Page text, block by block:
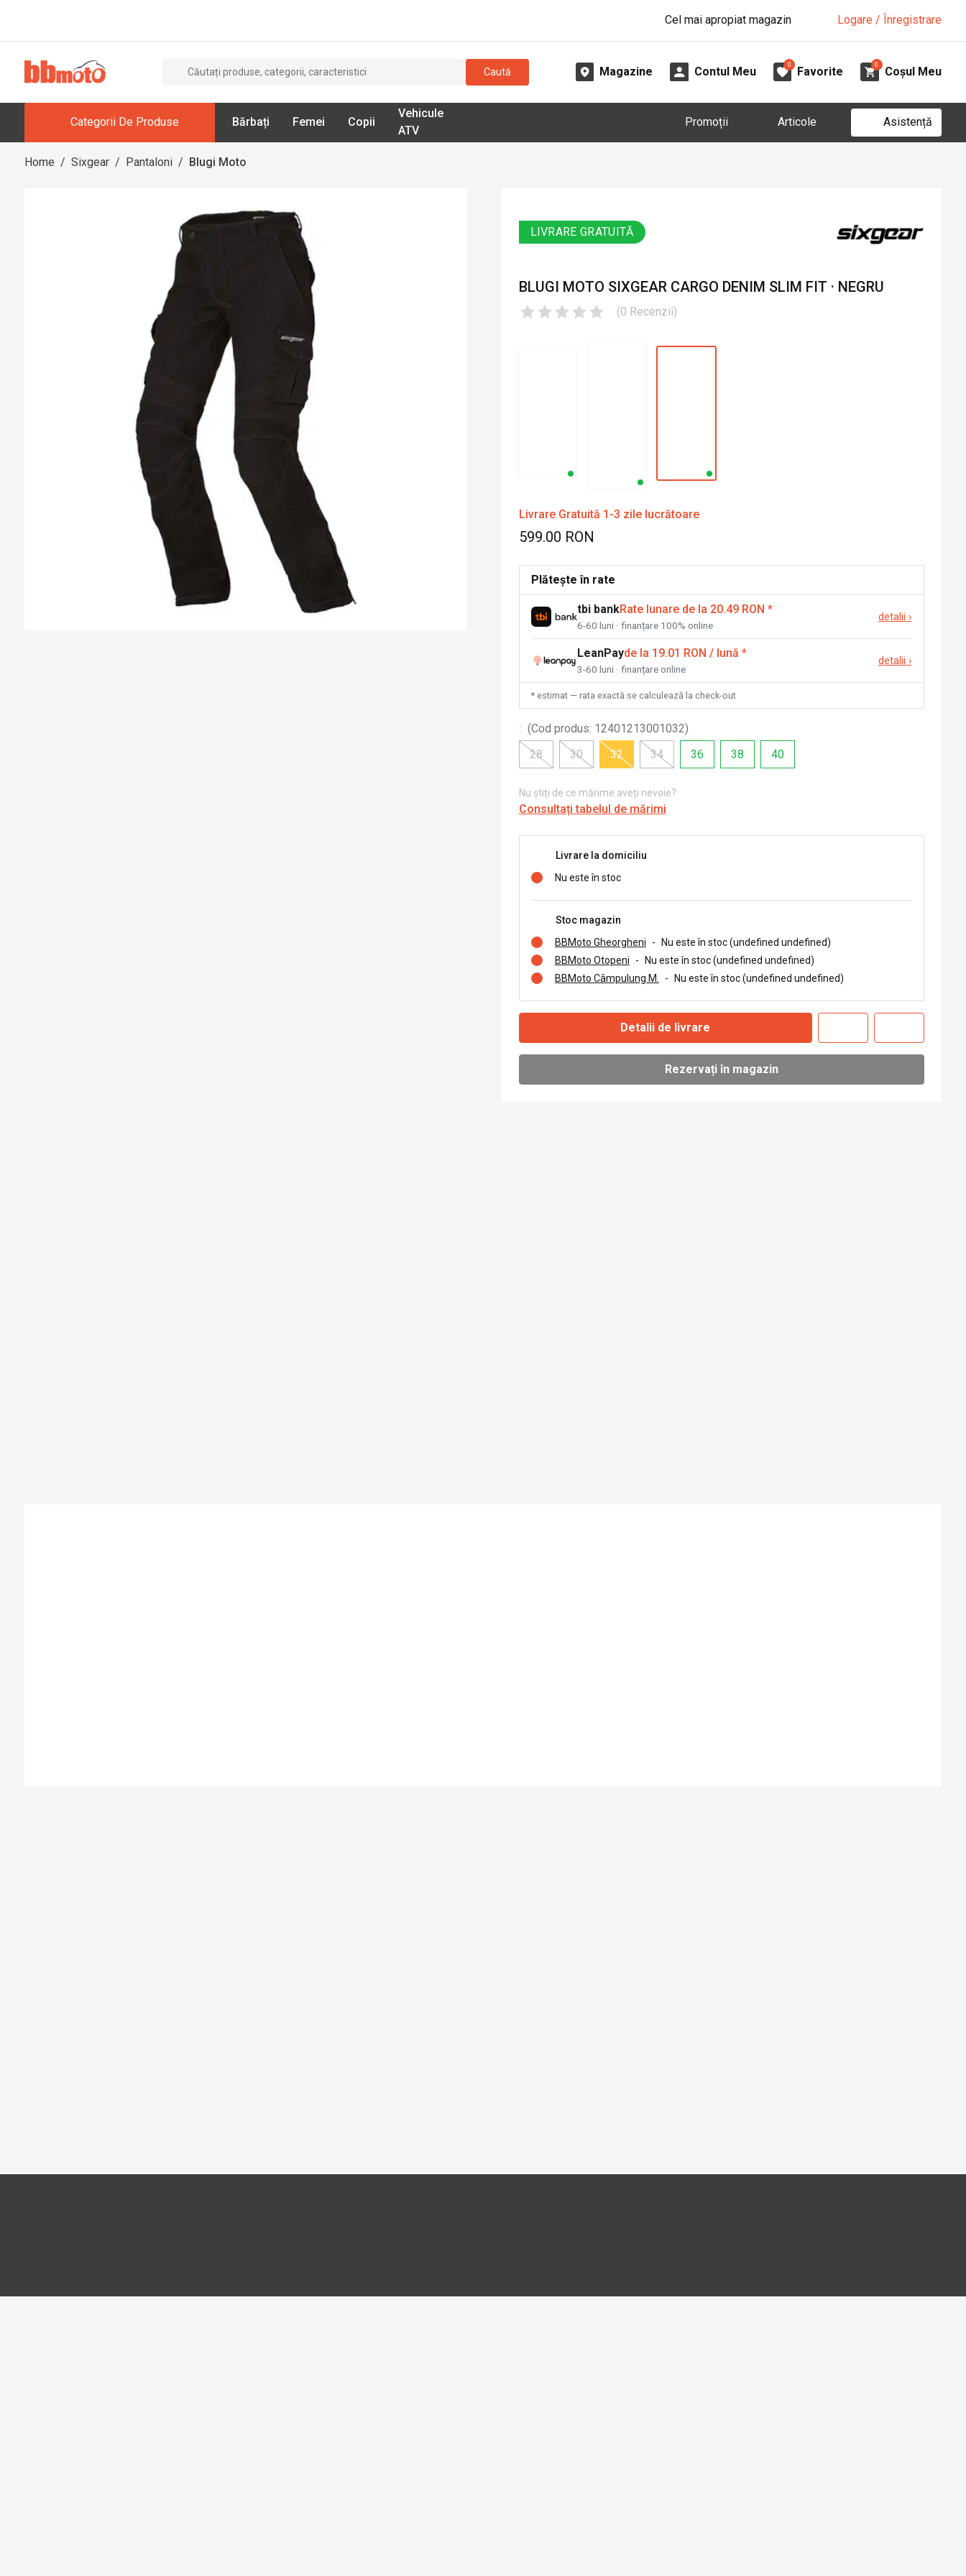
Cel mai apropiat magazin Logare / Înregistrare
Caută Magazine Contul Meu
0
Favorite
0
Coșul Meu
Categorii De Produse Bărbați Femei Copii
Vehicule
ATV
Promoții Articole Asistență
Home / Sixgear / Pantaloni / Blugi Moto
LIVRARE GRATUITĂ
BLUGI MOTO SIXGEAR CARGO DENIM SLIM FIT · NEGRU
(0 Recenzii)
Livrare Gratuită 1-3 zile lucrătoare
599.00 RON
Plătește în rate
tbi bankRate lunare de la 20.49 RON *
6-60 luni · finanțare 100% online
detalii ›
LeanPayde la 19.01 RON / lună *
3-60 luni · finanțare online
detalii ›
* estimat — rata exactă se calculează la check-out
: (Cod produs: 12401213001032)
28
30 32 34 36 38 40
Nu știți de ce mărime aveți nevoie?
Consultați tabelul de mărimi
Livrare la domiciliu
Nu este în stoc
Stoc magazin
BBMoto Gheorgheni
-
Nu este în stoc (undefined undefined)
BBMoto Otopeni
-
Nu este în stoc (undefined undefined)
BBMoto Câmpulung M.
- Nu este în stoc (undefined undefined)
Detalii de livrare
Rezervați în magazin